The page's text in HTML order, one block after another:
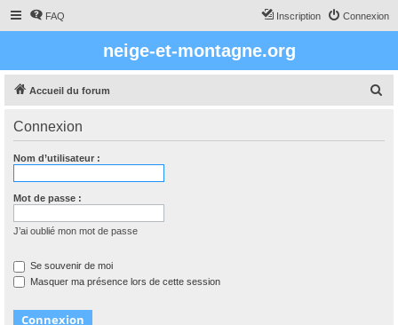
FAQ Connexion
Inscription
neige-et-montagne.org
Accueil du forum
Connexion
Nom d’utilisateur :
Mot de passe :
J’ai oublié mon mot de passe
Se souvenir de moi
Masquer ma présence lors de cette session